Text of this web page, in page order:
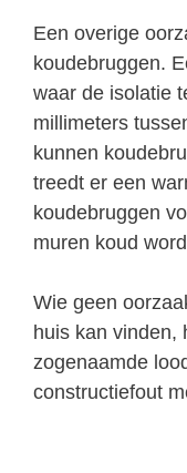
Een overige
koudebruggen.
waar de isolatie
millimeters
kunnen
treedt er een
koudebruggen
muren koud
Wie geen
huis kan vinden,
zogenaamde
constructiefout